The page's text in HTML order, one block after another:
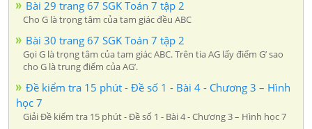
Bài 29 trang 67 SGK Toán 7 tập 2
Cho G là trọng tâm của tam giác đều ABC
Bài 30 trang 67 SGK Toán 7 tập 2
Gọi G là trọng tâm của tam giác ABC. Trên tia AG lấy điểm G’ sao
cho G là trung điểm của AG’.
Đề kiểm tra 15 phút - Đề số 1 - Bài 4 - Chương 3 – Hình
học 7
Giải Đề kiểm tra 15 phút - Đề số 1 - Bài 4 - Chương 3 – Hình học 7